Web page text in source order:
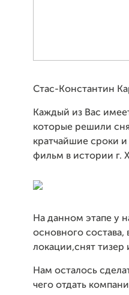
Стас-Константин
Каждый из Вас
которые решили
кратчайшие сроки и
фильм в истории г.
На данном этапе у
основного состава,
локации,снят тизер
Нам осталось
чего отдать